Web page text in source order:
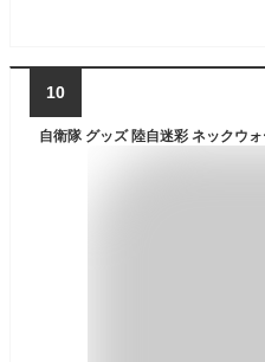
10